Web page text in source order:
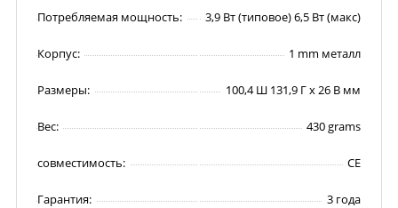
Потребляемая мощность: 3,9 Вт (типовое) 6,5 Вт (макс)
Корпус: 1 mm металл
Размеры: 100,4 Ш 131,9 Г x 26 В мм
Вес: 430 grams
совместимость: CE
Гарантия: 3 года